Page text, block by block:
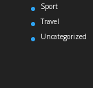
Sport
Travel
Uncategorized